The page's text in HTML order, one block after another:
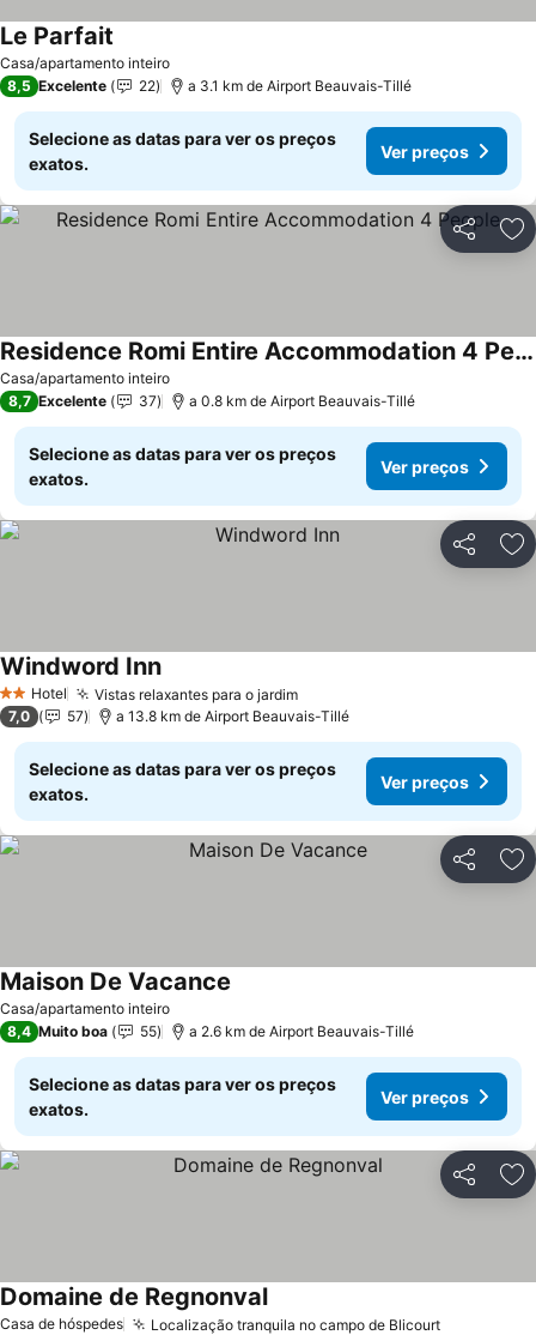
Casa/apartamento inteiro
Le Parfait
8,5 Excelente 22 a 3.1 km de Airport Beauvais-Tillé
Selecione as datas para ver os preços
exatos.
Ver preços
Partilhar
Casa/apartamento inteiro
Residence Romi Entire Accommodation 4 People
8,7 Excelente 37 a 0.8 km de Airport Beauvais-Tillé
Selecione as datas para ver os preços
exatos.
Ver preços
Partilhar
2 Estrelas
Hotel Vistas relaxantes para o jardim
Windword Inn
7,0 57 a 13.8 km de Airport Beauvais-Tillé
Selecione as datas para ver os preços
exatos.
Ver preços
Partilhar
Casa/apartamento inteiro
Maison De Vacance
8,4 Muito boa 55 a 2.6 km de Airport Beauvais-Tillé
Selecione as datas para ver os preços
exatos.
Ver preços
Partilhar
Casa de hóspedes Localização tranquila no campo de Blicourt
Domaine de Regnonval